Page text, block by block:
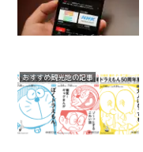
おすすめ観光地の記事